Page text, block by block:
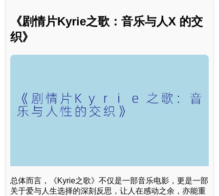
《剧情片Kyrie之歌：音乐与人X 的交
织》
总体而言，《Kyrie之歌》不仅是一部音乐电影，更是一部
关于爱与人生选择的深刻反思，让人在感动之余，亦能重